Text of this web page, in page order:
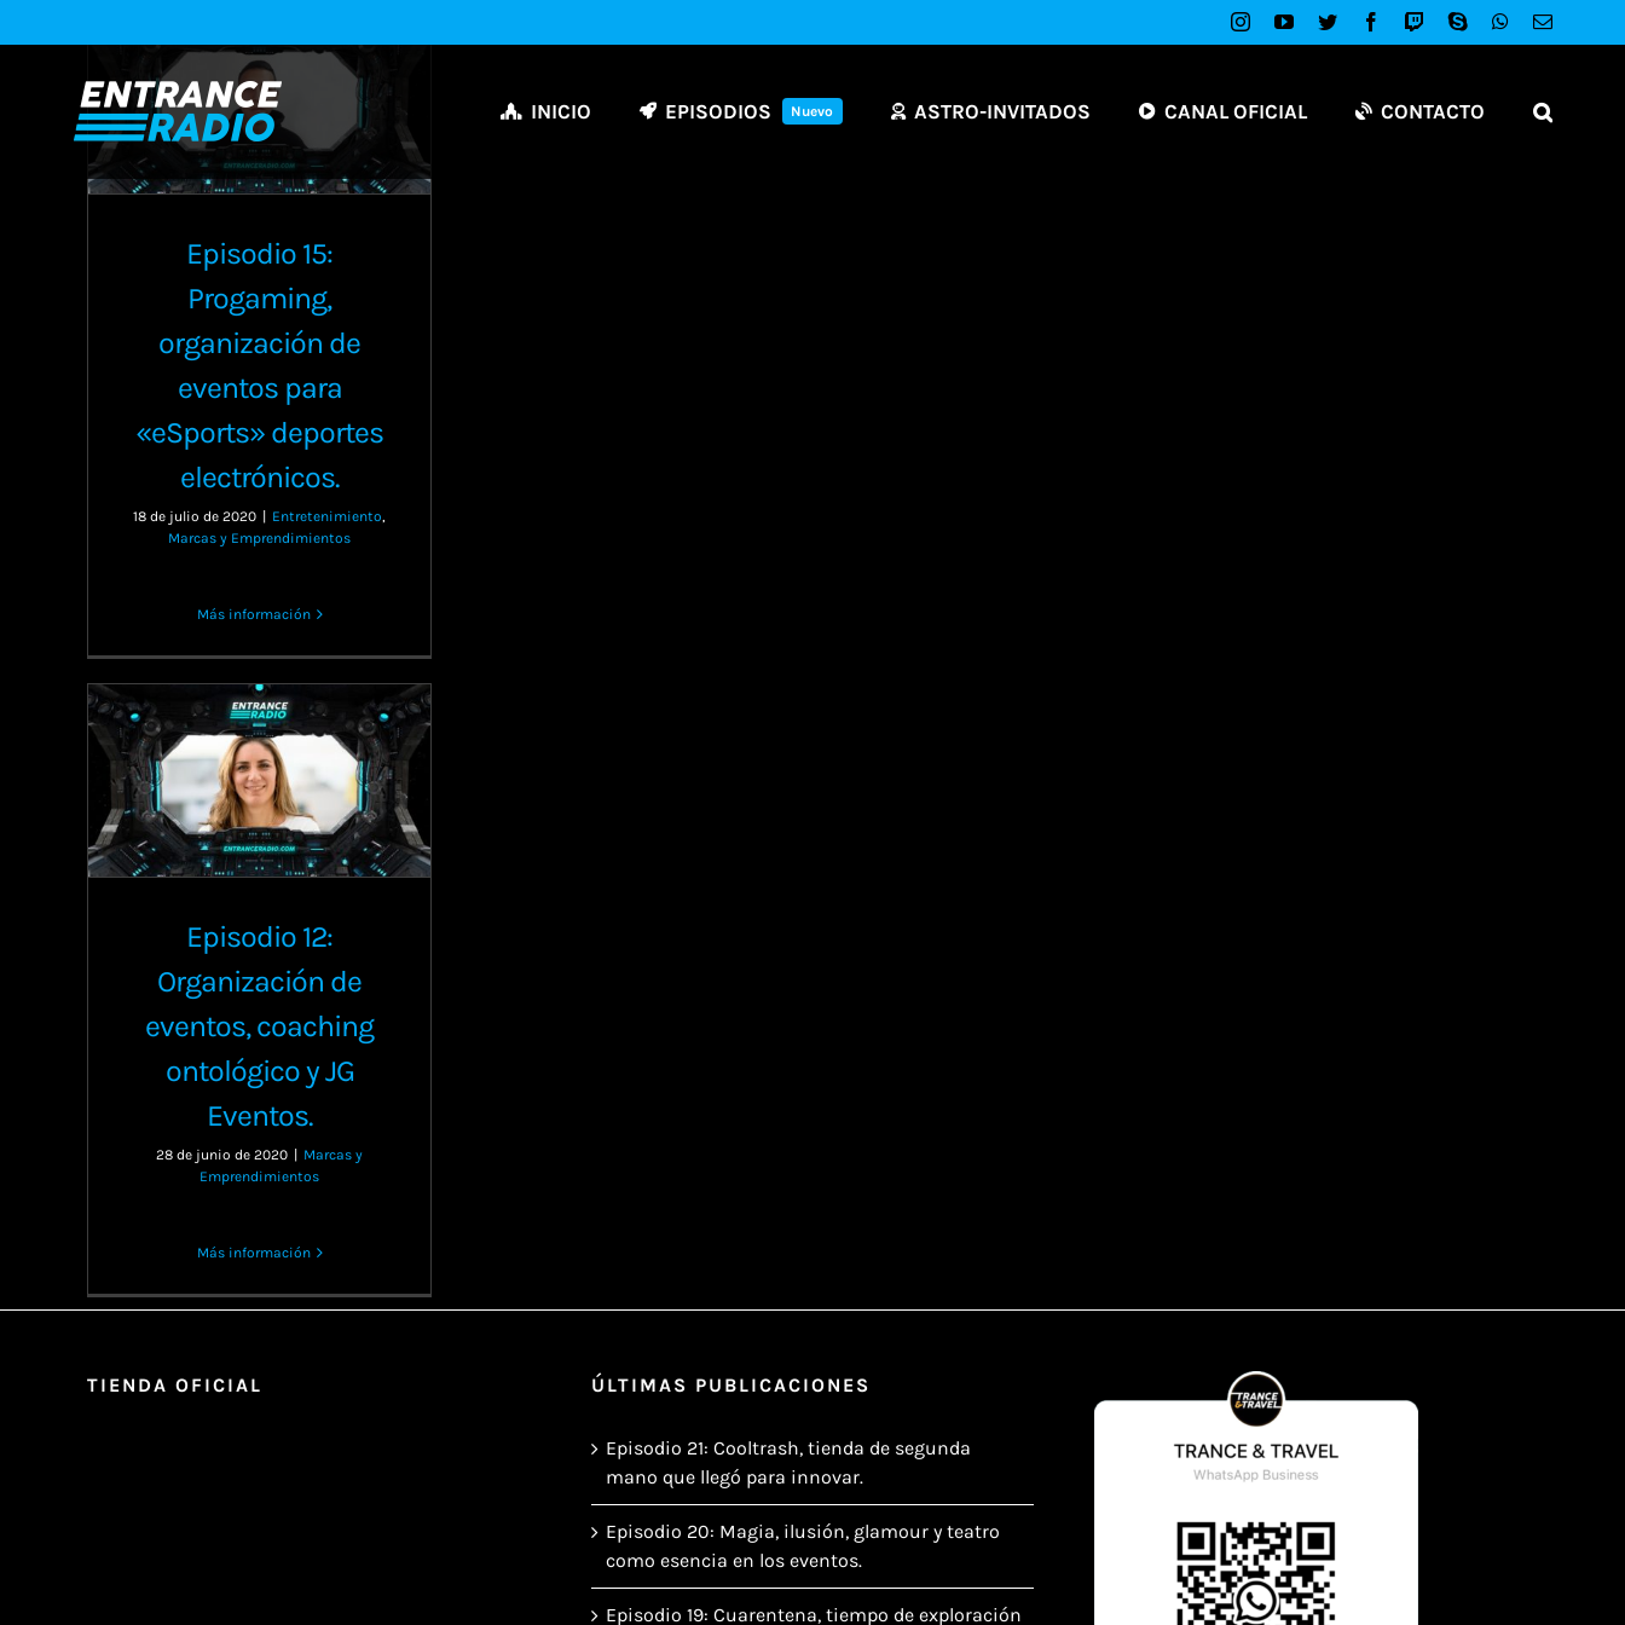
al
InstagramYouTubeTwitter Facebook
TwitchSkypeWhatsApp
Correo
INICIO EPISODIOS Nuevo ASTRO-INVITADOS CANAL OFICIAL CONTACTO
Episodio 15:
Progaming,
organización de
eventos para
«eSports» deportes
electrónicos.
18 de julio de 2020 Entretenimiento,
Marcas y Emprendimientos
Más información
Episodio 12:
Organización de
eventos, coaching
ontológico y JG
Eventos.
28 de junio de 2020
Marcas y
Emprendimientos
Más información
TIENDA OFICIAL ÚLTIMAS PUBLICACIONES
Episodio 21: Cooltrash, tienda de segunda
mano que llegó para innovar.
Episodio 20: Magia, ilusión, glamour y teatro
como esencia en los eventos.
Episodio 19: Cuarentena, tiempo de exploración